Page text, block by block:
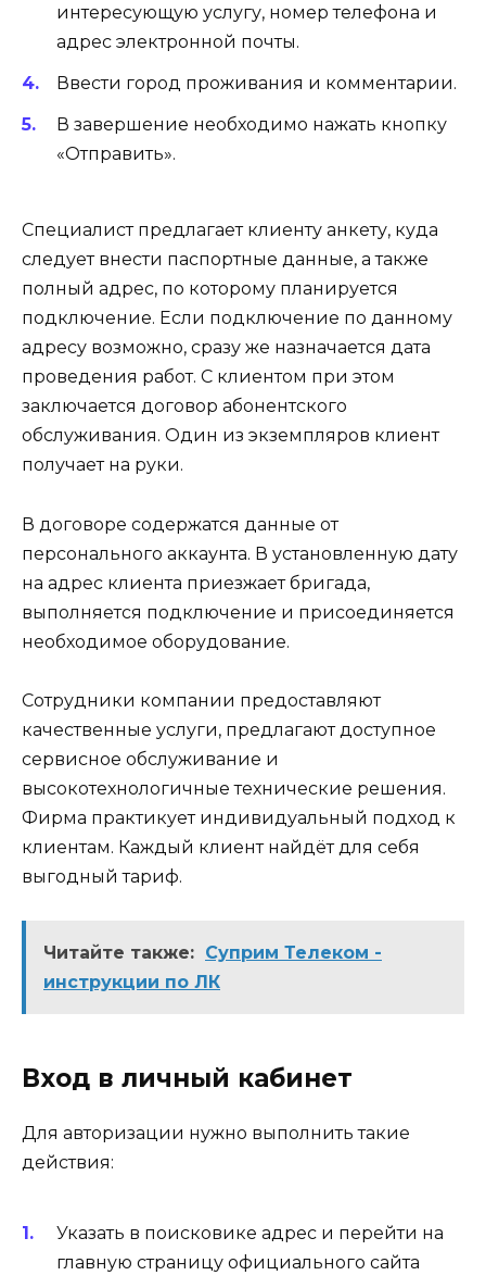
интересующую услугу, номер телефона и
адрес электронной почты.
Ввести город проживания и комментарии.
В завершение необходимо нажать кнопку
«Отправить».
Специалист предлагает клиенту анкету, куда
следует внести паспортные данные, а также
полный адрес, по которому планируется
подключение. Если подключение по данному
адресу возможно, сразу же назначается дата
проведения работ. С клиентом при этом
заключается договор абонентского
обслуживания. Один из экземпляров клиент
получает на руки.
В договоре содержатся данные от
персонального аккаунта. В установленную дату
на адрес клиента приезжает бригада,
выполняется подключение и присоединяется
необходимое оборудование.
Сотрудники компании предоставляют
качественные услуги, предлагают доступное
сервисное обслуживание и
высокотехнологичные технические решения.
Фирма практикует индивидуальный подход к
клиентам. Каждый клиент найдёт для себя
выгодный тариф.
Читайте также: Суприм Телеком -
инструкции по ЛК
Вход в личный кабинет
Для авторизации нужно выполнить такие
действия:
Указать в поисковике адрес и перейти на
главную страницу официального сайта